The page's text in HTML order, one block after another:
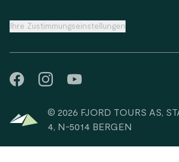
Ihre Zustimmungseinstellungen
© 2026 FJORD TOURS AS,
4, N-5014 BERGEN